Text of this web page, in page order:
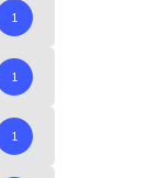
1
1
1